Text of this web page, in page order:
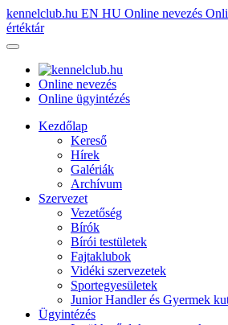
kennelclub.hu EN HU Online nevezés
értéktár
Online nevezés
Online ügyintézés
Kezdőlap
Kereső
Hírek
Galériák
Archívum
Szervezet
Vezetőség
Bírók
Bírói testületek
Fajtaklubok
Vidéki szervezetek
Sportegyesületek
Junior Handler és Gyermek
Ügyintézés